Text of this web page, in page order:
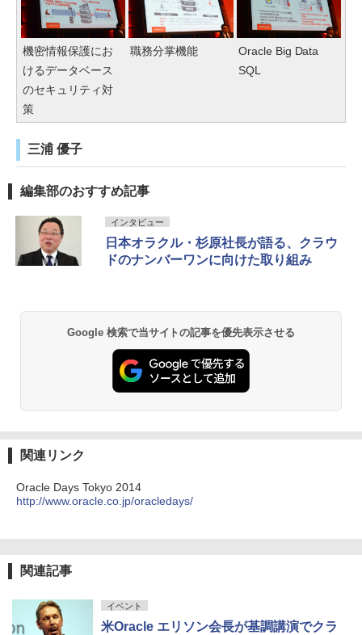
機密情報保護にお
けるデータベース
のセキュリティ対
策
職務分掌機能
Oracle Big Data
SQL
三浦 優子
編集部のおすすめ記事
インタビュー
日本オラクル・杉原社長が語る、クラウ
ドのナンバーワンに向けた取り組み
Google 検索で当サイトの記事を優先表示させる
関連リンク
Oracle Days Tokyo 2014
http://www.oracle.co.jp/oracledays/
関連記事
イベント
米Oracle エリソン会長が基調講演でクラ